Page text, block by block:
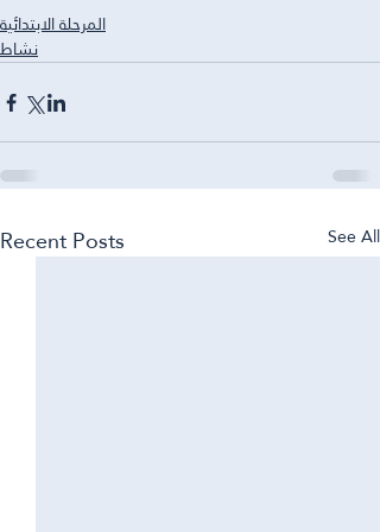
المرحلة الابتدائية
نشاط
Recent Posts See All